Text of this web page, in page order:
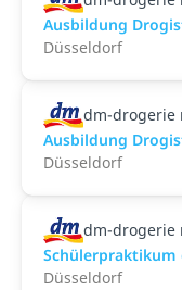
Ausbildung
Düsseldorf
dm-drogerie
Ausbildung
Düsseldorf
dm-drogerie
Düsseldorf